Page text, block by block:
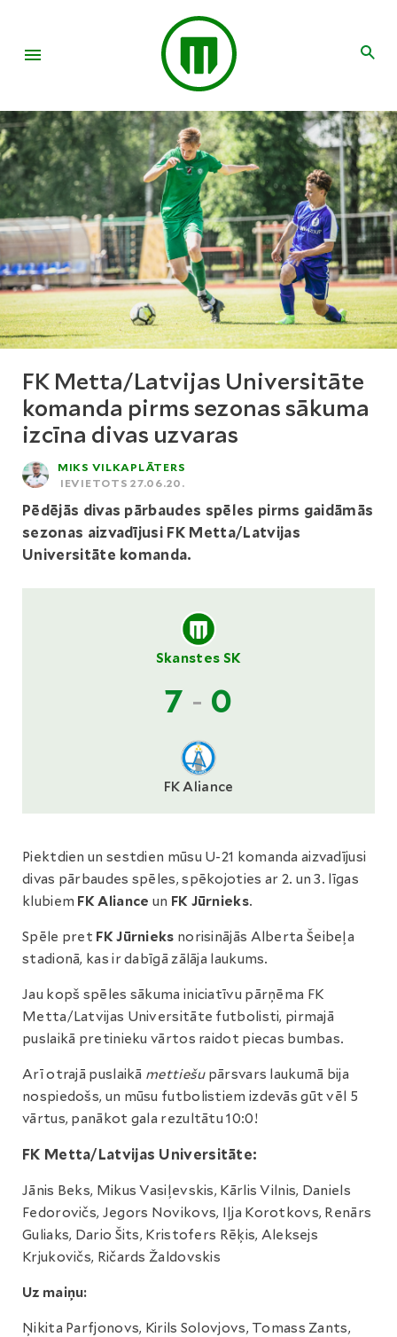
FK Metta/Latvijas Universitāte
komanda pirms sezonas sākuma
izcīna divas uzvaras
MIKS VILKAPLĀTERS
IEVIETOTS 27.06.20.
Pēdējās divas pārbaudes spēles pirms gaidāmās
sezonas aizvadījusi FK Metta/Latvijas
Universitāte komanda.
Skanstes SK
7 - 0
FK Aliance
Piektdien un sestdien mūsu U-21 komanda aizvadījusi
divas pārbaudes spēles, spēkojoties ar 2. un 3. līgas
klubiem FK Aliance un FK Jūrnieks.
Spēle pret FK Jūrnieks norisinājās Alberta Šeibeļa
stadionā, kas ir dabīgā zālāja laukums.
Jau kopš spēles sākuma iniciatīvu pārņēma FK
Metta/Latvijas Universitāte futbolisti, pirmajā
puslaikā pretinieku vārtos raidot piecas bumbas.
Arī otrajā puslaikā mettiešupārsvars laukumā bija
nospiedošs, un mūsu futbolistiem izdevās gūt vēl 5
vārtus, panākot gala rezultātu 10:0!
FK Metta/Latvijas Universitāte:
Jānis Beks, Mikus Vasiļevskis, Kārlis Vilnis, Daniels
Fedorovičs, Jegors Novikovs, Iļja Korotkovs, Renārs
Guliaks, Dario Šits, Kristofers Rēķis, Aleksejs
Krjukovičs, Ričards Žaldovskis
Uz maiņu:
Ņikita Parfjonovs, Kirils Solovjovs, Tomass Zants,